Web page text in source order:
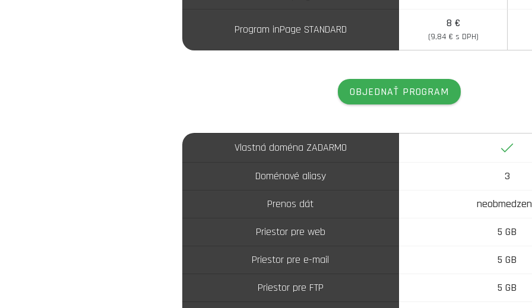
Program inPage STANDARD 8 €
(9,84 € s DPH)
OBJEDNAŤ PROGRAM
Vlastná doména ZADARMO Áno
Doménové aliasy 3
Prenos dát
Priestor pre web 5 GB
Priestor pre e-mail 5 GB
Priestor pre FTP 5 GB